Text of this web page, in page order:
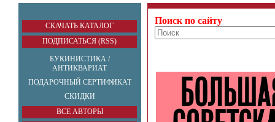
СКАЧАТЬ КАТАЛОГ
ПОДПИСАТЬСЯ (RSS)
БУКИНИСТИКА /
АНТИКВАРИАТ
ПОДАРОЧНЫЙ СЕРТИФИКАТ
СКИДКИ
ВСЕ АВТОРЫ
Поиск по сайту